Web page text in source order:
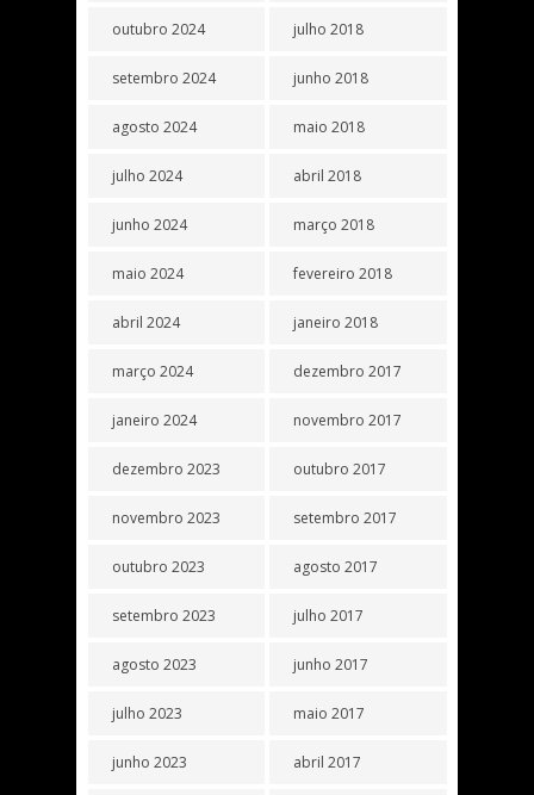
outubro 2024
setembro 2024
agosto 2024
julho 2024
junho 2024
maio 2024
abril 2024
março 2024
janeiro 2024
dezembro 2023
novembro 2023
outubro 2023
setembro 2023
agosto 2023
julho 2023
junho 2023
julho 2018
junho 2018
maio 2018
abril 2018
março 2018
fevereiro 2018
janeiro 2018
dezembro 2017
novembro 2017
outubro 2017
setembro 2017
agosto 2017
julho 2017
junho 2017
maio 2017
abril 2017